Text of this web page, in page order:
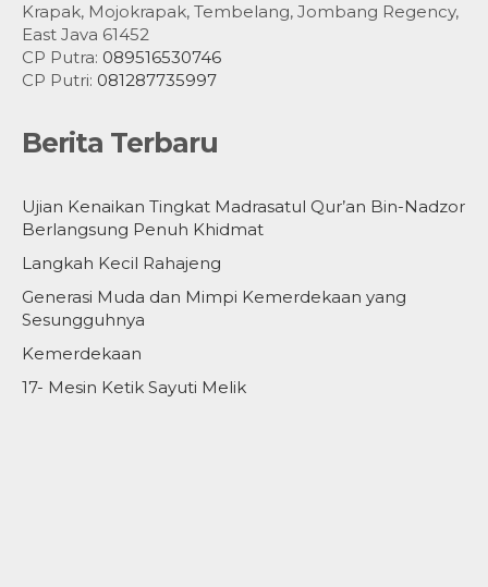
Krapak, Mojokrapak, Tembelang, Jombang Regency,
East Java 61452
CP Putra: 089516530746
CP Putri: 081287735997
Berita Terbaru
Ujian Kenaikan Tingkat Madrasatul Qur’an Bin-Nadzor
Berlangsung Penuh Khidmat
Langkah Kecil Rahajeng
Generasi Muda dan Mimpi Kemerdekaan yang
Sesungguhnya
Kemerdekaan
17- Mesin Ketik Sayuti Melik